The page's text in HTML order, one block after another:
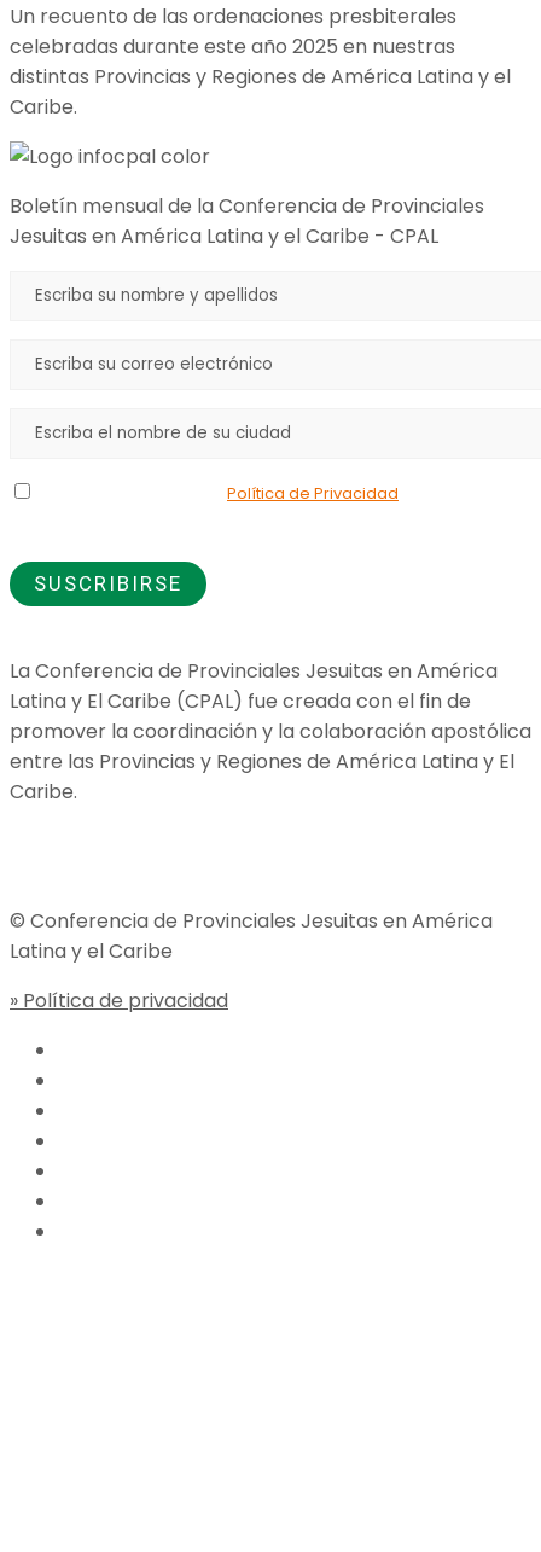
Un recuento de las ordenaciones presbiterales
celebradas durante este año 2025 en nuestras
distintas Provincias y Regiones de América Latina y el
Caribe.
Boletín mensual de la Conferencia de Provinciales
Jesuitas en América Latina y el Caribe - CPAL
Política de Privacidad
La Conferencia de Provinciales Jesuitas en América
Latina y El Caribe (CPAL) fue creada con el fin de
promover la coordinación y la colaboración apostólica
entre las Provincias y Regiones de América Latina y El
Caribe.
© Conferencia de Provinciales Jesuitas en América
Latina y el Caribe
» Política de privacidad